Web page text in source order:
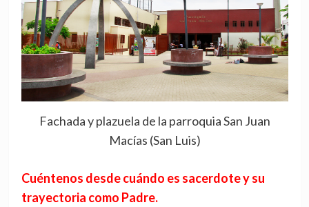
Fachada y plazuela de la parroquia San Juan
Macías (San Luis)
Cuéntenos desde cuándo es sacerdote y su
trayectoria como Padre.